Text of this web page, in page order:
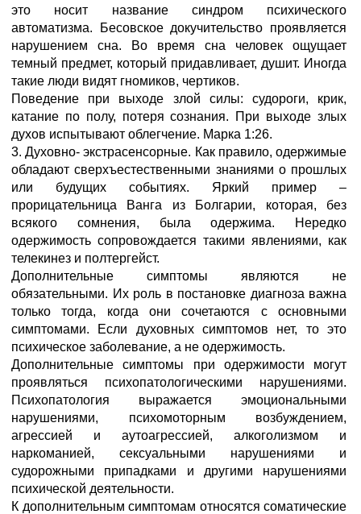
это носит название синдром психического
автоматизма. Бесовское докучительство проявляется
нарушением сна. Во время сна человек ощущает
темный предмет, который придавливает, душит. Иногда
такие люди видят гномиков, чертиков.
Поведение при выходе злой силы: судороги, крик,
катание по полу, потеря сознания. При выходе злых
духов испытывают облегчение. Марка 1:26.
3. Духовно- экстрасенсорные. Как правило, одержимые
обладают сверхъестественными знаниями о прошлых
или будущих событиях. Яркий пример –
прорицательница Ванга из Болгарии, которая, без
всякого сомнения, была одержима. Нередко
одержимость сопровождается такими явлениями, как
телекинез и полтергейст.
Дополнительные симптомы являются не
обязательными. Их роль в постановке диагноза важна
только тогда, когда они сочетаются с основными
симптомами. Если духовных симптомов нет, то это
психическое заболевание, а не одержимость.
Дополнительные симптомы при одержимости могут
проявляться психопатологическими нарушениями.
Психопатология выражается эмоциональными
нарушениями, психомоторным возбуждением,
агрессией и аутоагрессией, алкоголизмом и
наркоманией, сексуальными нарушениями и
судорожными припадками и другими нарушениями
психической деятельности.
К дополнительным симптомам относятся соматические